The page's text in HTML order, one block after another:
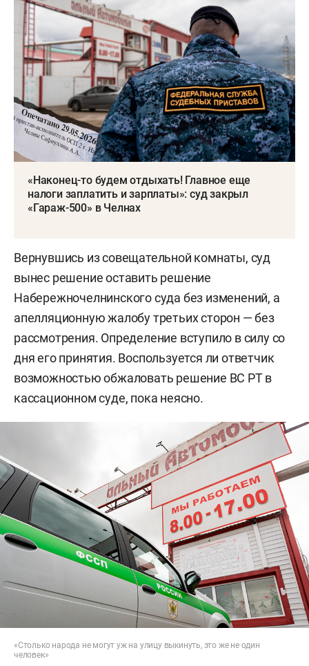
«Наконец-то будем отдыхать! Главное еще
налоги заплатить и зарплаты»: суд закрыл
«Гараж-500» в Челнах
Вернувшись из совещательной комнаты, суд
вынес решение оставить решение
Набережночелнинского суда без изменений, а
апелляционную жалобу третьих сторон — без
рассмотрения. Определение вступило в силу со
дня его принятия. Воспользуется ли ответчик
возможностью обжаловать решение ВС РТ в
кассационном суде, пока неясно.
«Столько народа не могут уж на улицу выкинуть, это же не один
человек»